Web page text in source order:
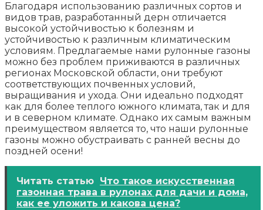
Благодаря использованию различных сортов и
видов трав, разработанный дерн отличается
высокой устойчивостью к болезням и
устойчивостью к различным климатическим
условиям. Предлагаемые нами рулонные газоны
можно без проблем приживаются в различных
регионах Московской области, они требуют
соответствующих почвенных условий,
выращивания и ухода. Они идеально подходят
как для более теплого южного климата, так и для
и в северном климате. Однако их самым важным
преимуществом является то, что наши рулонные
газоны можно обустраивать с ранней весны до
поздней осени!
Читать статью Что такое искусственная
газонная трава в рулонах для дачи и дома,
как ее уложить и какова цена?